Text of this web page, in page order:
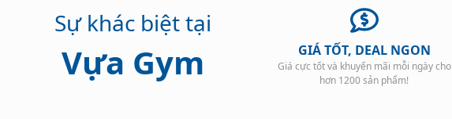
Sự khác biệt tại
Vựa Gym GIÁ TỐT, DEAL NGON
Giá cực tốt và khuyến mãi mỗi ngày cho
hơn 1200 sản phẩm!